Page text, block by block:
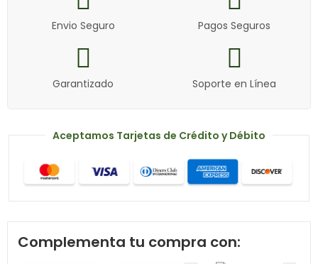
Envio Seguro Pagos Seguros
Garantizado Soporte en Línea
Aceptamos Tarjetas de Crédito y Débito
Complementa tu compra con: